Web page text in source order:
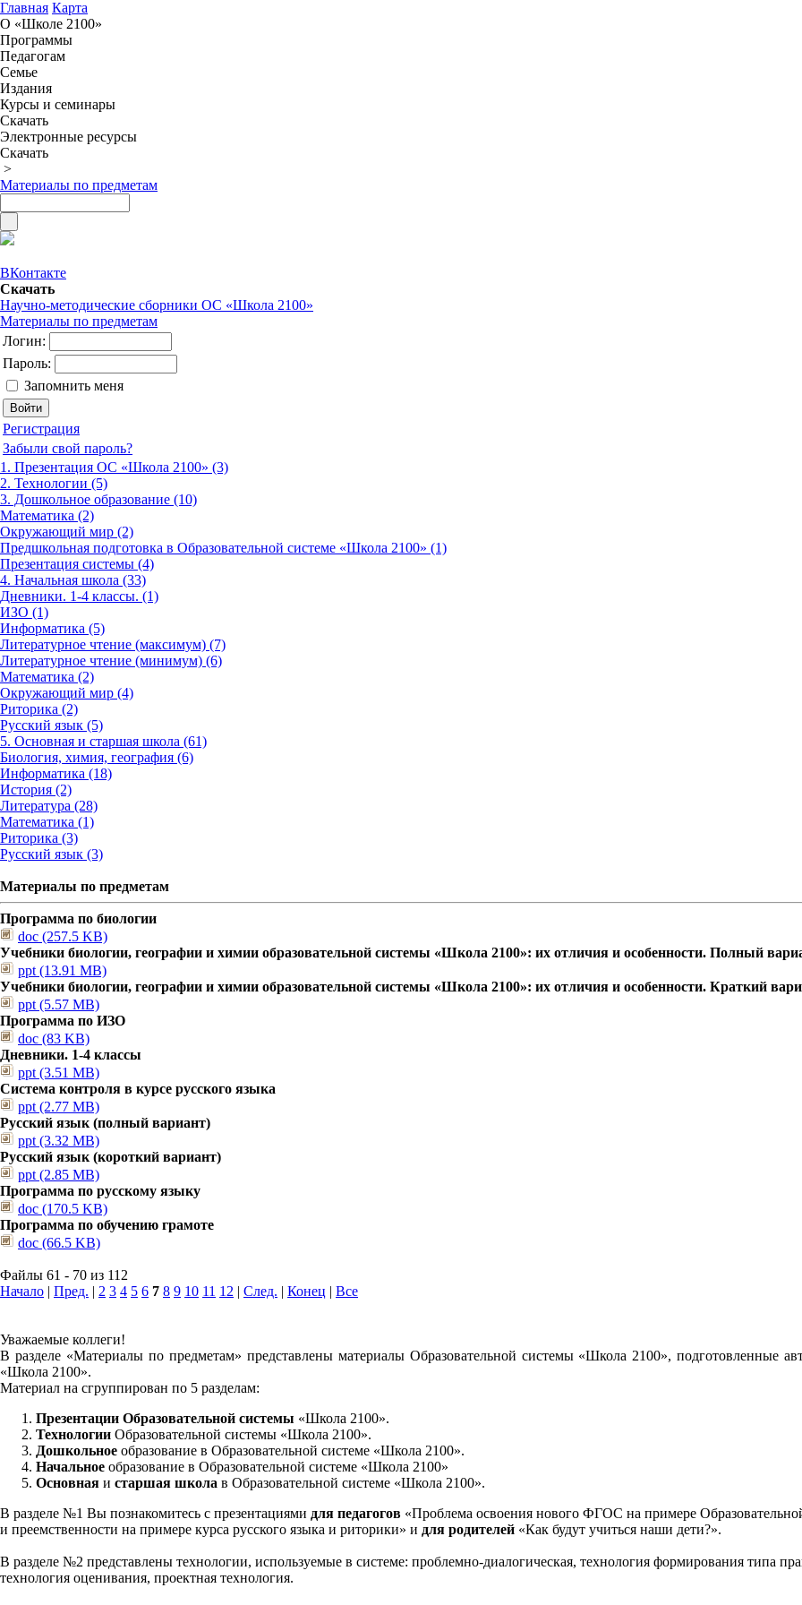
Главная Карта
О «Школе 2100»
Программы
Педагогам
Семье
Издания
Курсы и семинары
Скачать
Электронные ресурсы
Скачать
>
Материалы по предметам
ВКонтакте
Скачать
Научно-методические сборники ОС «Школа 2100»
Материалы по предметам
Логин:
Пароль:
Запомнить меня
Регистрация
Забыли свой пароль?
1. Презентация ОС «Школа 2100» (3)
2. Технологии (5)
3. Дошкольное образование (10)
Математика (2)
Окружающий мир (2)
Предшкольная подготовка в Образовательной системе «Школа 2100» (1)
Презентация системы (4)
4. Начальная школа (33)
Дневники. 1-4 классы. (1)
ИЗО (1)
Информатика (5)
Литературное чтение (максимум) (7)
Литературное чтение (минимум) (6)
Математика (2)
Окружающий мир (4)
Риторика (2)
Русский язык (5)
5. Основная и старшая школа (61)
Биология, химия, география (6)
Информатика (18)
История (2)
Литература (28)
Математика (1)
Риторика (3)
Русский язык (3)
Материалы по предметам
Программа по биологии
doc (257.5 KB)
Учебники биологии, географии и химии образовательной системы «Школа 2100»: их отличия и особенности. Полный
ppt (13.91 MB)
Учебники биологии, географии и химии образовательной системы «Школа 2100»: их отличия и особенности. Краткий
ppt (5.57 MB)
Программа по ИЗО
doc (83 KB)
Дневники. 1-4 классы
ppt (3.51 MB)
Система контроля в курсе русского языка
ppt (2.77 MB)
Русский язык (полный вариант)
ppt (3.32 MB)
Русский язык (короткий вариант)
ppt (2.85 MB)
Программа по русскому языку
doc (170.5 KB)
Программа по обучению грамоте
doc (66.5 KB)
Файлы 61 - 70 из 112
Начало | Пред. | 2 3 4 5 6 7 8 9 10 11 12 | След. | Конец | Все
Уважаемые коллеги!
В разделе «Материалы по предметам» представлены материалы Образовательной системы «Школа 2100», подготовленные
«Школа 2100».
Материал на сгруппирован по 5 разделам:
Презентации Образовательной системы «Школа 2100».
Технологии Образовательной системы «Школа 2100».
Дошкольное образование в Образовательной системе «Школа 2100».
Начальное образование в Образовательной системе «Школа 2100»
Основная и старшая школа в Образовательной системе «Школа 2100».
В разделе №1 Вы познакомитесь с презентациями для педагогов «Проблема освоения нового ФГОС на примере
и преемственности на примере курса русского языка и риторики» и для родителей «Как будут учиться наши дети?».
В разделе №2 представлены технологии, используемые в системе: проблемно-диалогическая, технология формирования типа
технология оценивания, проектная технология.